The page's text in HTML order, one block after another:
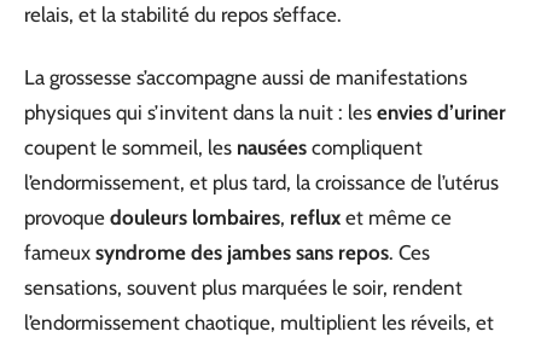
relais, et la stabilité du repos s’efface.
La grossesse s’accompagne aussi de manifestations
physiques qui s’invitent dans la nuit : les envies d’uriner
coupent le sommeil, les nausées compliquent
l’endormissement, et plus tard, la croissance de l’utérus
provoque douleurs lombaires, reflux et même ce
fameux syndrome des jambes sans repos. Ces
sensations, souvent plus marquées le soir, rendent
l’endormissement chaotique, multiplient les réveils, et